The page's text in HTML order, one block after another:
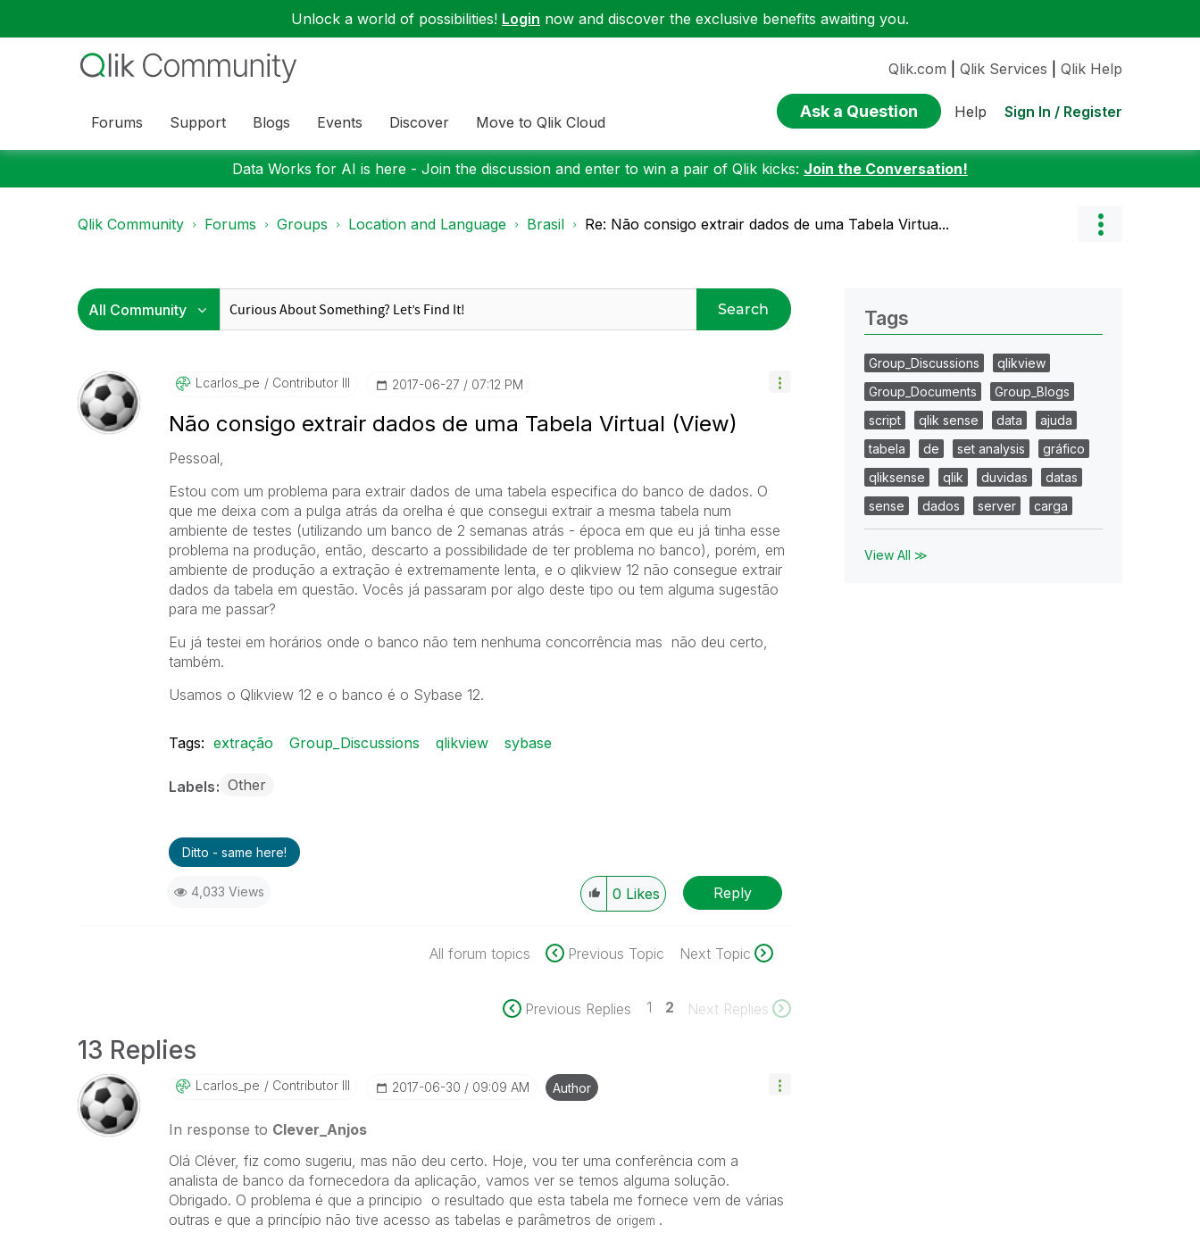
Unlock a world of possibilities! Login now and discover the exclusive benefits awaiting you.
Forums Support Blogs Events Discover Move to Qlik Cloud
Qlik.com Qlik Services Qlik Help
Ask a Question Help Sign In / Register
Data Works for AI is here - Join the discussion and enter to win a pair of Qlik kicks: Join the Conversation!
Qlik Community Forums Groups Location and Language Brasil Re: Não consigo extrair dados de uma Tabela Virtua...
Search
Lcarlos_pe Contributor III ‎2017-06-27 07:12 PM
Não consigo extrair dados de uma Tabela Virtual (View)
Pessoal,
Estou com um problema para extrair dados de uma tabela especifica do banco de dados. O
que me deixa com a pulga atrás da orelha é que consegui extrair a mesma tabela num
ambiente de testes (utilizando um banco de 2 semanas atrás - época em que eu já tinha esse
problema na produção, então, descarto a possibilidade de ter problema no banco), porém, em
ambiente de produção a extração é extremamente lenta, e o qlikview 12 não consegue extrair
dados da tabela em questão. Vocês já passaram por algo deste tipo ou tem alguma sugestão
para me passar?
Eu já testei em horários onde o banco não tem nenhuma concorrência mas não deu certo,
também.
Usamos o Qlikview 12 e o banco é o Sybase 12.
Tags: extração Group_Discussions qlikview sybase
Labels Other
Ditto - same here!
4,033 Views 0 Likes Reply
All forum topics Previous Topic Next Topic
Previous Replies 1 2 Next Replies
13 Replies
Lcarlos_pe Contributor III ‎2017-06-30 09:09 AM Author
In response to Clever_Anjos
Olá Cléver, fiz como sugeriu, mas não deu certo. Hoje, vou ter uma conferência com a
analista de banco da fornecedora da aplicação, vamos ver se temos alguma solução.
Obrigado. O problema é que a principio o resultado que esta tabela me fornece vem de várias
outras e que a princípio não tive acesso as tabelas e parâmetros de origem .
Tags
Group_Discussions
qlikview
Group_Documents
Group_Blogs
script
qlik sense data
ajuda
tabela
de set analysis
gráfico
qliksense
qlik duvidas
datas
sense
dados server carga
View All ≫